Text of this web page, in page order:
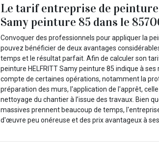
Le tarif entreprise de
Samy peinture 85 dans le
Convoquer des professionnels pour appliquer la
pouvez bénéficier de deux avantages
temps et le résultat parfait. Afin de calculer son
peinture HELFRITT Samy peinture 85 indique à
compte de certaines opérations, notamment la
préparation des murs, l'application de l'apprêt,
nettoyage du chantier à l’issue des travaux. Bien
massives prennent beaucoup de temps,
d'œuvre peu onéreuse et des prix avantageux à